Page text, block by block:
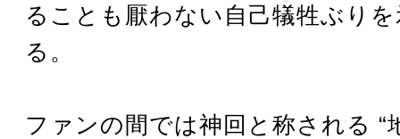
ることも厭わない自己犠牲ぶり
る。
ファンの間では神回と称される “